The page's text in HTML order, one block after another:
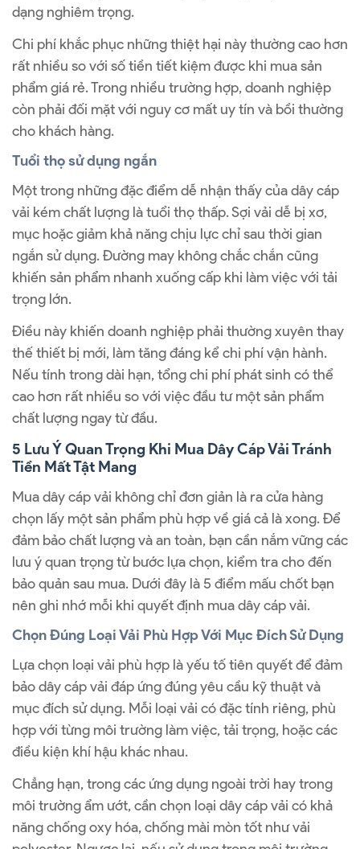
dạng nghiêm trọng.
Chi phí khắc phục những thiệt hại này thường cao hơn
rất nhiều so với số tiền tiết kiệm được khi mua sản
phẩm giá rẻ. Trong nhiều trường hợp, doanh nghiệp
còn phải đối mặt với nguy cơ mất uy tín và bồi thường
cho khách hàng.
Tuổi thọ sử dụng ngắn
Một trong những đặc điểm dễ nhận thấy của dây cáp
vải kém chất lượng là tuổi thọ thấp. Sợi vải dễ bị xơ,
mục hoặc giảm khả năng chịu lực chỉ sau thời gian
ngắn sử dụng. Đường may không chắc chắn cũng
khiến sản phẩm nhanh xuống cấp khi làm việc với tải
trọng lớn.
Điều này khiến doanh nghiệp phải thường xuyên thay
thế thiết bị mới, làm tăng đáng kể chi phí vận hành.
Nếu tính trong dài hạn, tổng chi phí phát sinh có thể
cao hơn rất nhiều so với việc đầu tư một sản phẩm
chất lượng ngay từ đầu.
5 Lưu Ý Quan Trọng Khi Mua Dây Cáp Vải Tránh
Tiền Mất Tật Mang
Mua dây cáp vải không chỉ đơn giản là ra cửa hàng
chọn lấy một sản phẩm phù hợp về giá cả là xong. Để
đảm bảo chất lượng và an toàn, bạn cần nắm vững các
lưu ý quan trọng từ bước lựa chọn, kiểm tra cho đến
bảo quản sau mua. Dưới đây là 5 điểm mấu chốt bạn
nên ghi nhớ mỗi khi quyết định mua dây cáp vải.
Chọn Đúng Loại Vải Phù Hợp Với Mục Đích Sử Dụng
Lựa chọn loại vải phù hợp là yếu tố tiên quyết để đảm
bảo dây cáp vải đáp ứng đúng yêu cầu kỹ thuật và
mục đích sử dụng. Mỗi loại vải có đặc tính riêng, phù
hợp với từng môi trường làm việc, tải trọng, hoặc các
điều kiện khí hậu khác nhau.
Chẳng hạn, trong các ứng dụng ngoài trời hay trong
môi trường ẩm ướt, cần chọn loại dây cáp vải có khả
năng chống oxy hóa, chống mài mòn tốt như vải